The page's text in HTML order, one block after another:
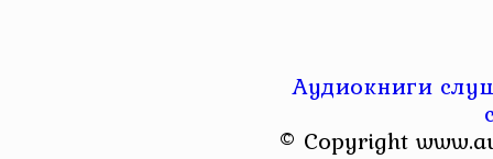
Аудиокниги
© Copyright